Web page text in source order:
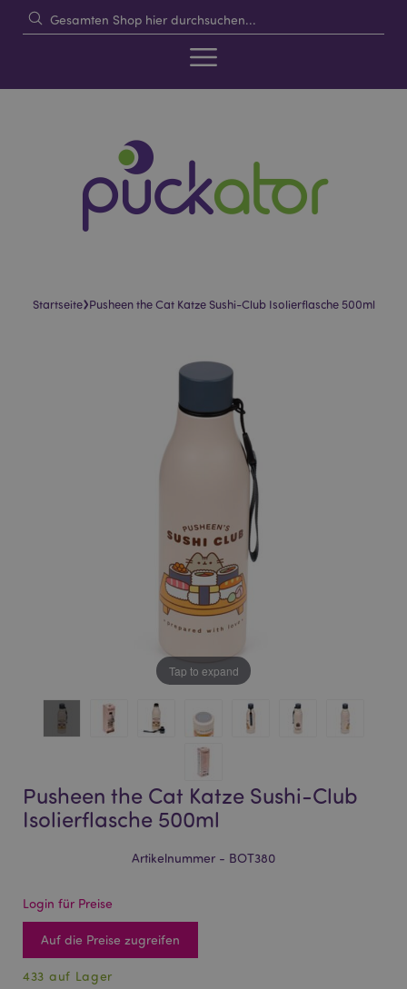
Startseite›Pusheen the Cat Katze Sushi-Club Isolierflasche 500ml
Tap to expand
Pusheen the Cat Katze Sushi-Club
Isolierflasche 500ml
Artikelnummer - BOT380
Login für Preise
Auf die Preise zugreifen
433 auf Lager